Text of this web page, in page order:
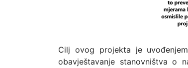
Cilj ovog projekta je
obavještavanje stanovništva o